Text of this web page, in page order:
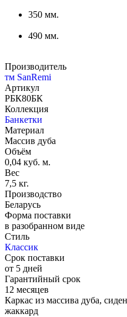
350 мм.
490 мм.
Производитель
тм SanRemi
Артикул
РБК80БК
Коллекция
Банкетки
Материал
Массив дуба
Объём
0,04 куб. м.
Вес
7,5 кг.
Производство
Беларусь
Форма поставки
в разобранном виде
Стиль
Классик
Срок поставки
от 5 дней
Гарантийный срок
12 месяцев
Каркас из массива дуба,
жаккард